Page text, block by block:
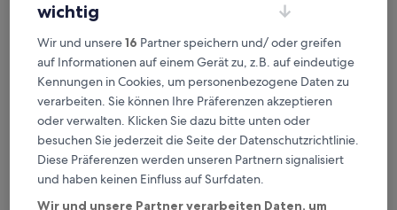
Verdiene Prämien für jede
wahrgenommene Übernachtung
Mehr sparen mit Preisen für Mitglieder
Überprüfe die Preise für diese Daten
Heute
Morgen
wichtig
Wir und unsere16 Partner speichern und/ oder greifen
auf Informationen auf einem Gerät zu, z.B. auf eindeutige
Kennungen in Cookies, um personenbezogene Daten zu
verarbeiten. Sie können Ihre Präferenzen akzeptieren
oder verwalten. Klicken Sie dazu bitte unten oder
besuchen Sie jederzeit die Seite der Datenschutzrichtlinie.
Diese Präferenzen werden unseren Partnern signalisiert
und haben keinen Einfluss auf Surfdaten.
Wir und unsere Partner verarbeiten Daten, um